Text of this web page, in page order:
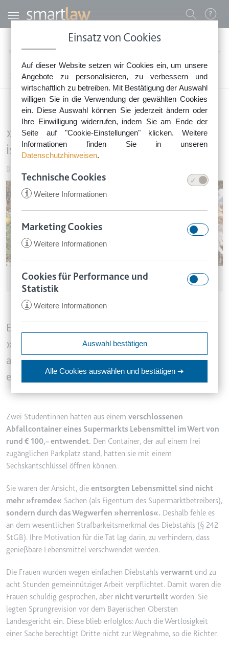
Einsatz von Cookies
Auf dieser Website setzen wir Cookies ein, um unsere
Angebote zu personalisieren, zu verbessern und
wirtschaftlich zu betreiben. Mit Bestätigung der Auswahl
willigen Sie in die Verwendung der gewählten Cookies
ein. Diese Auswahl können Sie jederzeit ändern oder
Ihre Einwilligung widerrufen, indem Sie am Ende der
Seite auf "Cookie-Einstellungen" klicken. Weitere
Informationen finden Sie in unseren
Datenschutzhinweisen.
Technische Cookies
i Weitere Informationen
CookieConsent
www.smartlaw.de
Zweck:
Speichert den Zustimmungsstatus
des Benutzers für Cookies auf der
aktuellen Domäne.
Ablauf:
1 Jahr
Marketing Cookies
i Weitere Informationen
Anbieter:
google.com
Zweck:
Anstehend
_ga
Anbieter:
smartlaw.de
Zweck:
Wird verwendet, um Daten zu
und das Verhalten des Besuchers
zu senden. Erfasst den Besucher
über Geräte und Marketingkanäle
hinweg.
_ga_#
Anbieter:
smartlaw.de
Zweck:
Wird verwendet, um Daten zu
Google Analytics über das Gerät
Cookies für Performance und
Statistik
i Weitere Informationen
VISITOR_INFO1_LIVE
Anbieter:
youtube.com
Zweck:
Versucht, die Benutzerbandbreite
auf Seiten mit integrierten
YouTube-Videos zu schätzen.
Ablauf:
180 Tage
Typ:
HTTP-Cookie
YSC
Anbieter:
youtube.com
Zweck:
Registriert eine eindeutige ID, um
Statistiken der Videos von
YouTube, die der Benutzer
gesehen hat, zu behalten.
Ablauf:
Sitzung
Typ:
HTTP-Cookie
Auswahl bestätigen
Alle Cookies auswählen und bestätigen ➔
Direkt zum Inhalt
0800 - 268 4 268 (kostenfrei)
Sie erreichen unser Service-Team:
Montag bis Freitag: 8-18 Uhr
Keine Rechtsberatung.
Benutzermenü
Startseite Behörden & Gericht
»Containern« ist strafbar – auch Müll ist geschützt
»Containern« ist strafbar – auch Müll
ist geschützt
Behörden & Gericht
Image
Eberhard / stock.adobe.com
Es ist Aufgabe des Gesetzgebers, das
»Containern« zu entkriminalisieren und die
aktuelle Gesetzeslage gegebenenfalls durch
entsprechende Vorschriften zu ändern.
Zwei Studentinnen hatten aus einem verschlossenen
Abfallcontainer eines Supermarkts Lebensmittel im Wert von
rund € 100,– entwendet. Den Container, der auf einem frei
zugänglichen Parkplatz stand, hatten sie mit einem
Sechskantschlüssel öffnen können.
Sie waren der Ansicht, die entsorgten Lebensmittel sind nicht
mehr »fremde« Sachen (als Eigentum des Supermarktbetreibers),
sondern durch das Wegwerfen »herrenlos«. Deshalb fehle es
an dem wesentlichen Strafbarkeitsmerkmal des Diebstahls (§ 242
StGB). Ihre Motivation für die Tat lag darin, zu verhindern, dass
genießbare Lebensmittel verschwendet werden.
Die Frauen wurden wegen einfachen Diebstahls verwarnt und zu
acht Stunden gemeinnütziger Arbeit verpflichtet. Damit waren die
Frauen schuldig gesprochen, aber nicht verurteilt worden. Sie
legten Sprungrevision vor dem Bayerischen Obersten
Landesgericht ein. Diese blieb erfolglos: Auch die Wertlosigkeit
einer Sache berechtigt Dritte nicht zur Wegnahme, so die Richter.